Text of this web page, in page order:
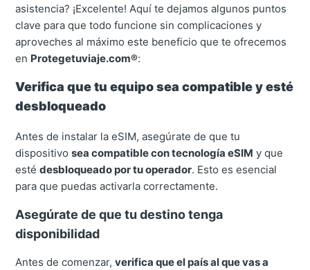
asistencia? ¡Excelente! Aquí te dejamos algunos puntos
clave para que todo funcione sin complicaciones y
aproveches al máximo este beneficio que te ofrecemos
en Protegetuviaje.com®:
Verifica que tu equipo sea compatible y esté
desbloqueado
Antes de instalar la eSIM, asegúrate de que tu
dispositivosea compatible con tecnología eSIM y que
estédesbloqueado por tu operador. Esto es esencial
para que puedas activarla correctamente.
Asegúrate de que tu destino tenga
disponibilidad
Antes de comenzar,verifica que el país al que vas a